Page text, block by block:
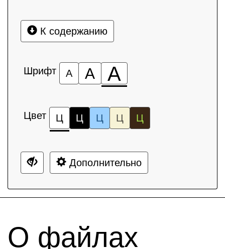
К содержанию
Шрифт А А А
Цвет Ц Ц Ц Ц Ц
Дополнительно
О файлах